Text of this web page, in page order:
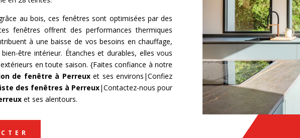
au bois, ces fenêtres sont optimisées par des
fenêtres offrent des performances thermiques
à une baisse de vos besoins en chauffage,
être intérieur. Étanches et durables, elles vous
en toute saison. {Faites confiance à notre
de fenêtre à Perreuxet ses environs|Confiez
des fenêtres à Perreux|Contactez-nous pour
et ses alentours.